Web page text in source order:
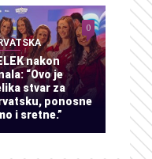
nakon
“Ovo je
stvar za
ponosne
i sretne.”
0